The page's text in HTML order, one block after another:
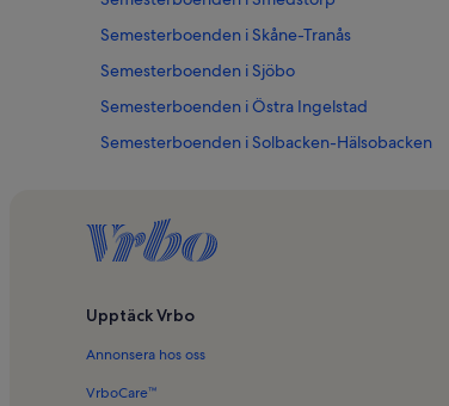
Semesterboenden i Skåne-Tranås
Semesterboenden i Sjöbo
Semesterboenden i Östra Ingelstad
Semesterboenden i Solbacken-Hälsobacken
Semesterboenden i Lövestad
Semesterboenden i Sankt Olof
Semesterboenden i Klostret i Ystad
Semesterboenden i Gärsnäs
Semesterboenden i Borrby
Upptäck Vrbo
Annonsera hos oss
VrboCare™